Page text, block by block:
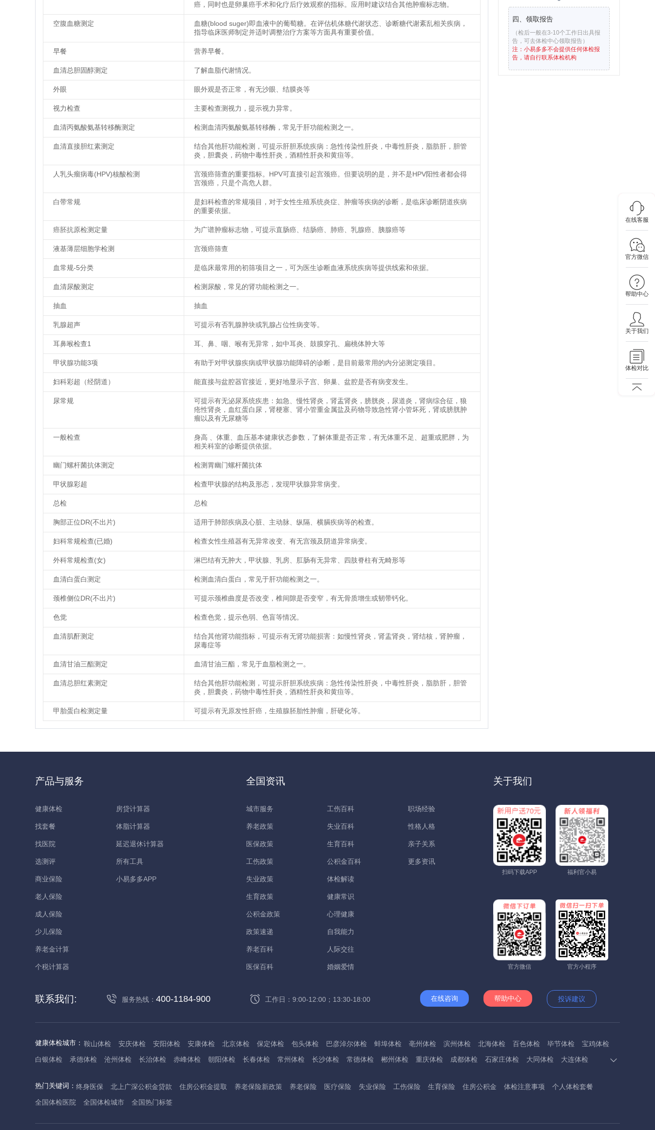
在线客服
官方微信
帮助中心
关于我们
体检对比
癌，同时也是卵巢癌手术和化疗后疗效观察的指标。应用时建议结合其他肿瘤标志物。
空腹血糖测定
血糖(blood suger)即血液中的葡萄糖。在评估机体糖代谢状态、诊断糖代谢紊乱相关疾病，
指导临床医师制定并适时调整治疗方案等方面具有重要价值。
早餐 营养早餐。
血清总胆固醇测定 了解血脂代谢情况。
外眼 眼外观是否正常，有无沙眼、结膜炎等
视力检查 主要检查测视力，提示视力异常。
血清丙氨酸氨基转移酶测定 检测血清丙氨酸氨基转移酶，常见于肝功能检测之一。
血清直接胆红素测定
结合其他肝功能检测，可提示肝胆系统疾病：急性传染性肝炎，中毒性肝炎，脂肪肝，胆管
炎，胆囊炎，药物中毒性肝炎，酒精性肝炎和黄疸等。
人乳头瘤病毒(HPV)核酸检测
宫颈癌筛查的重要指标。HPV可直接引起宫颈癌。但要说明的是，并不是HPV阳性者都会得
宫颈癌，只是个高危人群。
白带常规
是妇科检查的常规项目，对于女性生殖系统炎症、肿瘤等疾病的诊断，是临床诊断阴道疾病
的重要依据。
癌胚抗原检测定量 为广谱肿瘤标志物，可提示直肠癌、结肠癌、肺癌、乳腺癌、胰腺癌等
液基薄层细胞学检测 宫颈癌筛查
血常规-5分类 是临床最常用的初筛项目之一，可为医生诊断血液系统疾病等提供线索和依据。
血清尿酸测定 检测尿酸，常见的肾功能检测之一。
抽血 抽血
乳腺超声 可提示有否乳腺肿块或乳腺占位性病变等。
耳鼻喉检查1 耳、鼻、咽、喉有无异常，如中耳炎、鼓膜穿孔、扁桃体肿大等
甲状腺功能3项 有助于对甲状腺疾病或甲状腺功能障碍的诊断，是目前最常用的内分泌测定项目。
妇科彩超（经阴道） 能直接与盆腔器官接近，更好地显示子宫、卵巢、盆腔是否有病变发生。
尿常规
可提示有无泌尿系统疾患：如急、慢性肾炎，肾盂肾炎，膀胱炎，尿道炎，肾病综合征，狼
疮性肾炎，血红蛋白尿，肾梗塞、肾小管重金属盐及药物导致急性肾小管坏死，肾或膀胱肿
瘤以及有无尿糖等
一般检查
身高 、体重、血压基本健康状态参数，了解体重是否正常，有无体重不足、超重或肥胖，为
相关科室的诊断提供依据。
幽门螺杆菌抗体测定 检测胃幽门螺杆菌抗体
甲状腺彩超 检查甲状腺的结构及形态，发现甲状腺异常病变。
总检 总检
胸部正位DR(不出片) 适用于肺部疾病及心脏、主动脉、纵隔、横膈疾病等的检查。
妇科常规检查(已婚) 检查女性生殖器有无异常改变、有无宫颈及阴道异常病变。
外科常规检查(女) 淋巴结有无肿大，甲状腺、乳房、肛肠有无异常、四肢脊柱有无畸形等
血清白蛋白测定 检测血清白蛋白，常见于肝功能检测之一。
颈椎侧位DR(不出片) 可提示颈椎曲度是否改变，椎间隙是否变窄，有无骨质增生或韧带钙化。
色觉 检查色觉，提示色弱、色盲等情况。
血清肌酐测定
结合其他肾功能指标，可提示有无肾功能损害：如慢性肾炎，肾盂肾炎，肾结核，肾肿瘤，
尿毒症等
血清甘油三酯测定 血清甘油三酯，常见于血脂检测之一。
血清总胆红素测定
结合其他肝功能检测，可提示肝胆系统疾病：急性传染性肝炎，中毒性肝炎，脂肪肝，胆管
炎，胆囊炎，药物中毒性肝炎，酒精性肝炎和黄疸等。
甲胎蛋白检测定量 可提示有无原发性肝癌，生殖腺胚胎性肿瘤，肝硬化等。
四、领取报告
（检后一般在3-10个工作日出具报
告，可去体检中心领取报告）
注：小易多多不会提供任何体检报
告，请自行联系体检机构
产品与服务
健康体检
找套餐
找医院
选测评
商业保险
老人保险
成人保险
少儿保险
养老金计算
个税计算器
房贷计算器
体脂计算器
延迟退休计算器
所有工具
小易多多APP
全国资讯
城市服务
养老政策
医保政策
工伤政策
失业政策
生育政策
公积金政策
政策速递
养老百科
医保百科
工伤百科
失业百科
生育百科
公积金百科
体检解读
健康常识
心理健康
自我能力
人际交往
婚姻爱情
职场经验
性格人格
亲子关系
更多资讯
关于我们
扫码下载APP 福利官小易
官方微信 官方小程序
联系我们: 服务热线： 400-1184-900 工作日：9:00-12:00；13:30-18:00 在线咨询 帮助中心 投诉建议
健康体检城市： 鞍山体检 安庆体检 安阳体检 安康体检 北京体检 保定体检 包头体检 巴彦淖尔体检 蚌埠体检 亳州体检 滨州体检 北海体检 百色体检 毕节体检
宝鸡体检
白银体检
承德体检 沧州体检 长治体检 赤峰体检 朝阳体检 长春体检 常州体检 长沙体检 常德体检 郴州体检 重庆体检 成都体检 石家庄体检 大同体检
大连体检
抚州体检
佛山体检 防城港体检 赣州体检 广州体检 桂林体检 贵港体检 广元体检 贵阳体检 红河体检 邯郸体检 衡水体检 呼和浩特体检 呼伦贝尔体检
葫芦岛体检
哈尔滨体检
淮安体检 杭州体检 湖州体检
河池体检
海口体检 汉中体检 晋城体检 晋中体检 锦州体检 吉林体检 齐齐哈尔体检 鸡西体检 嘉兴体检 金华体检 景德镇体检 九江体检 吉安体检 济南体检 济宁体检
热门关键词： 终身医保 北上广深公积金贷款 住房公积金提取 养老保险新政策 养老保险 医疗保险 失业保险 工伤保险 生育保险 住房公积金 体检注意事项
个人体检套餐
全国体检医院
全国体检城市 全国热门标签